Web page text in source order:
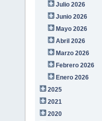
Julio 2026
Junio 2026
Mayo 2026
Abril 2026
Marzo 2026
Febrero 2026
Enero 2026
2025
2021
2020